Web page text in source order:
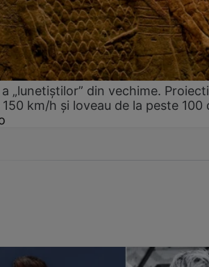
„lunetiștilor” din vechime.
km/h și loveau de la peste 100